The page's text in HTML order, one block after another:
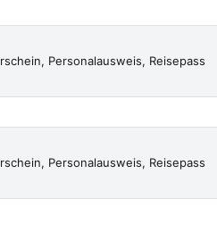
Personalausweis, Reisepass
Personalausweis, Reisepass